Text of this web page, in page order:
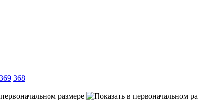
369 368